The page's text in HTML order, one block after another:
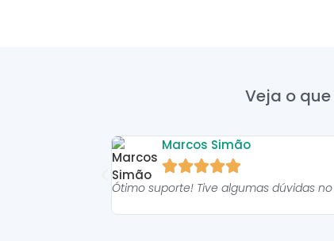
Veja o
Marcos Simão

Ótimo suporte! Tive algumas dúvidas